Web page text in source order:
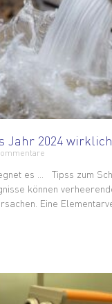
Jahr 2024
es … Tipss zum
können
Eine